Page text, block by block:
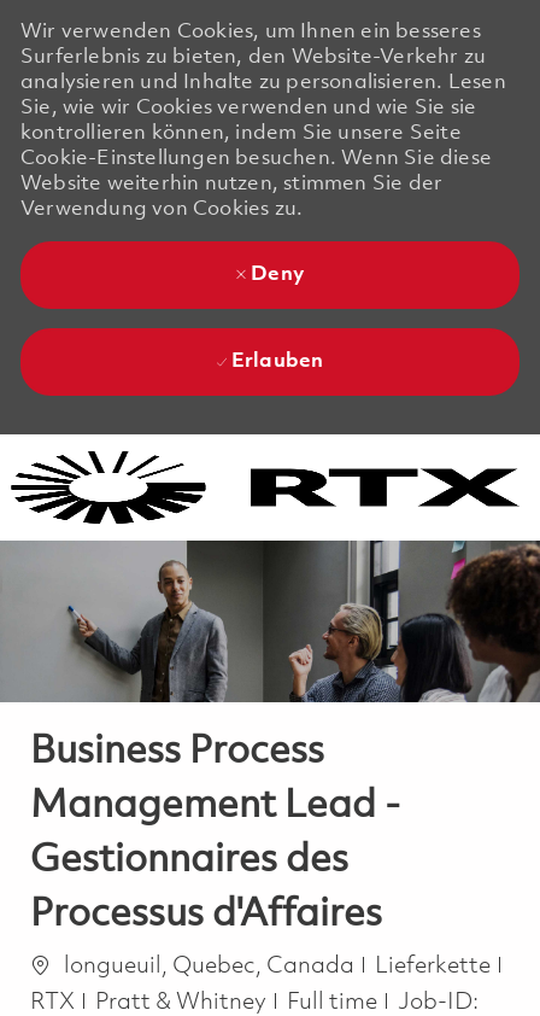
Wir verwenden Cookies, um Ihnen ein besseres
Surferlebnis zu bieten, den Website-Verkehr zu
analysieren und Inhalte zu personalisieren. Lesen
Sie, wie wir Cookies verwenden und wie Sie sie
kontrollieren können, indem Sie unsere Seite
Cookie-Einstellungen besuchen. Wenn Sie diese
Website weiterhin nutzen, stimmen Sie der
Verwendung von Cookies zu.
Deny
Erlauben
Business Process
Management Lead -
Gestionnaires des
Processus d'Affaires
Ort longueuil, Quebec, Canada Kategorie
Lieferkette
RTX
Pratt & Whitney Job Type
Full time
Job-ID: